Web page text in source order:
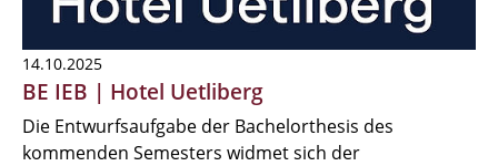
14.10.2025
BE IEB | Hotel Uetliberg
Die Entwurfsaufgabe der Bachelorthesis des
kommenden Semesters widmet sich der